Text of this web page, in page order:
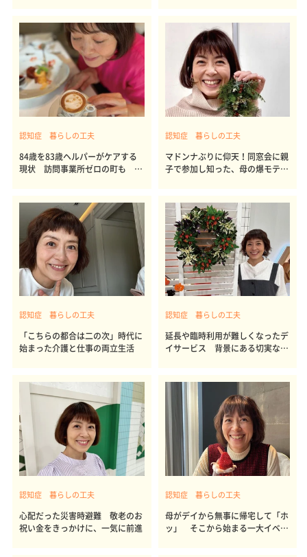
認知症 暮らしの工夫
84歳を83歳ヘルパーがケアする
現状 訪問事業所ゼロの町も 介
認知症 暮らしの工夫
マドンナぶりに仰天！同窓会に親
子で参加し知った、母の爆モテ青
認知症 暮らしの工夫
「こちらの都合は二の次」時代に
始まった介護と仕事の両立生活
認知症 暮らしの工夫
延長や臨時利用が難しくなったデ
イサービス 背景にある切実な事
認知症 暮らしの工夫
心配だった災害時避難 敬老のお
祝い金をきっかけに、一気に前進
認知症 暮らしの工夫
母がデイから無事に帰宅して「ホ
ッ」 そこから始まる一大イベン